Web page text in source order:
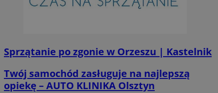
Sprzątanie po zgonie w Orzeszu | Kastelnik
Twój samochód zasługuje na najlepszą
opiekę – AUTO KLINIKA Olsztyn